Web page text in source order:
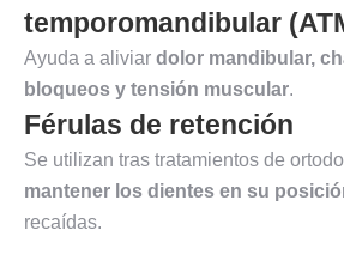
temporomandibular
Ayuda a aliviar dolor mandibular,
bloqueos y tensión muscular.
Férulas de retención
Se utilizan tras tratamientos de
mantener los dientes en su
recaídas.